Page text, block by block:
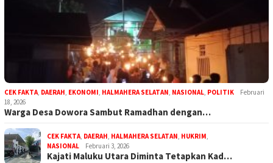
CEK FAKTA, DAERAH, EKONOMI, HALMAHERA SELATAN, NASIONAL, POLITIK
Februari
18, 2026
Warga Desa Dowora Sambut Ramadhan dengan…
CEK FAKTA, DAERAH, HALMAHERA SELATAN, HUKRIM,
NASIONAL
Februari 3, 2026
Kajati Maluku Utara Diminta Tetapkan Kad…